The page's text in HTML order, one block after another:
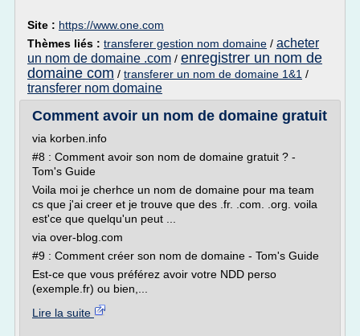
Site : https://www.one.com
Thèmes liés : transferer gestion nom domaine / acheter
un nom de domaine .com / enregistrer un nom de
domaine com / transferer un nom de domaine 1&1 /
transferer nom domaine
Comment avoir un nom de domaine gratuit
via korben.info
#8 : Comment avoir son nom de domaine gratuit ? -
Tom's Guide
Voila moi je cherhce un nom de domaine pour ma team
cs que j'ai creer et je trouve que des .fr. .com. .org. voila
est'ce que quelqu'un peut ...
via over-blog.com
#9 : Comment créer son nom de domaine - Tom's Guide
Est-ce que vous préférez avoir votre NDD perso
(exemple.fr) ou bien,...
Lire la suite